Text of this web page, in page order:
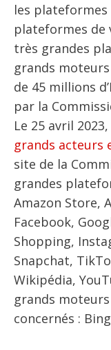
les
plateformes de
très grandes
grands
de 45 millions
par la
Le 25 avril
grands acteurs
site de la
grandes
Amazon Store,
Facebook,
Shopping,
Snapchat,
Wikipédia,
grands
concernés :